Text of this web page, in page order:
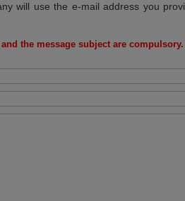
will use the e-mail address you
the message subject are compulsory.